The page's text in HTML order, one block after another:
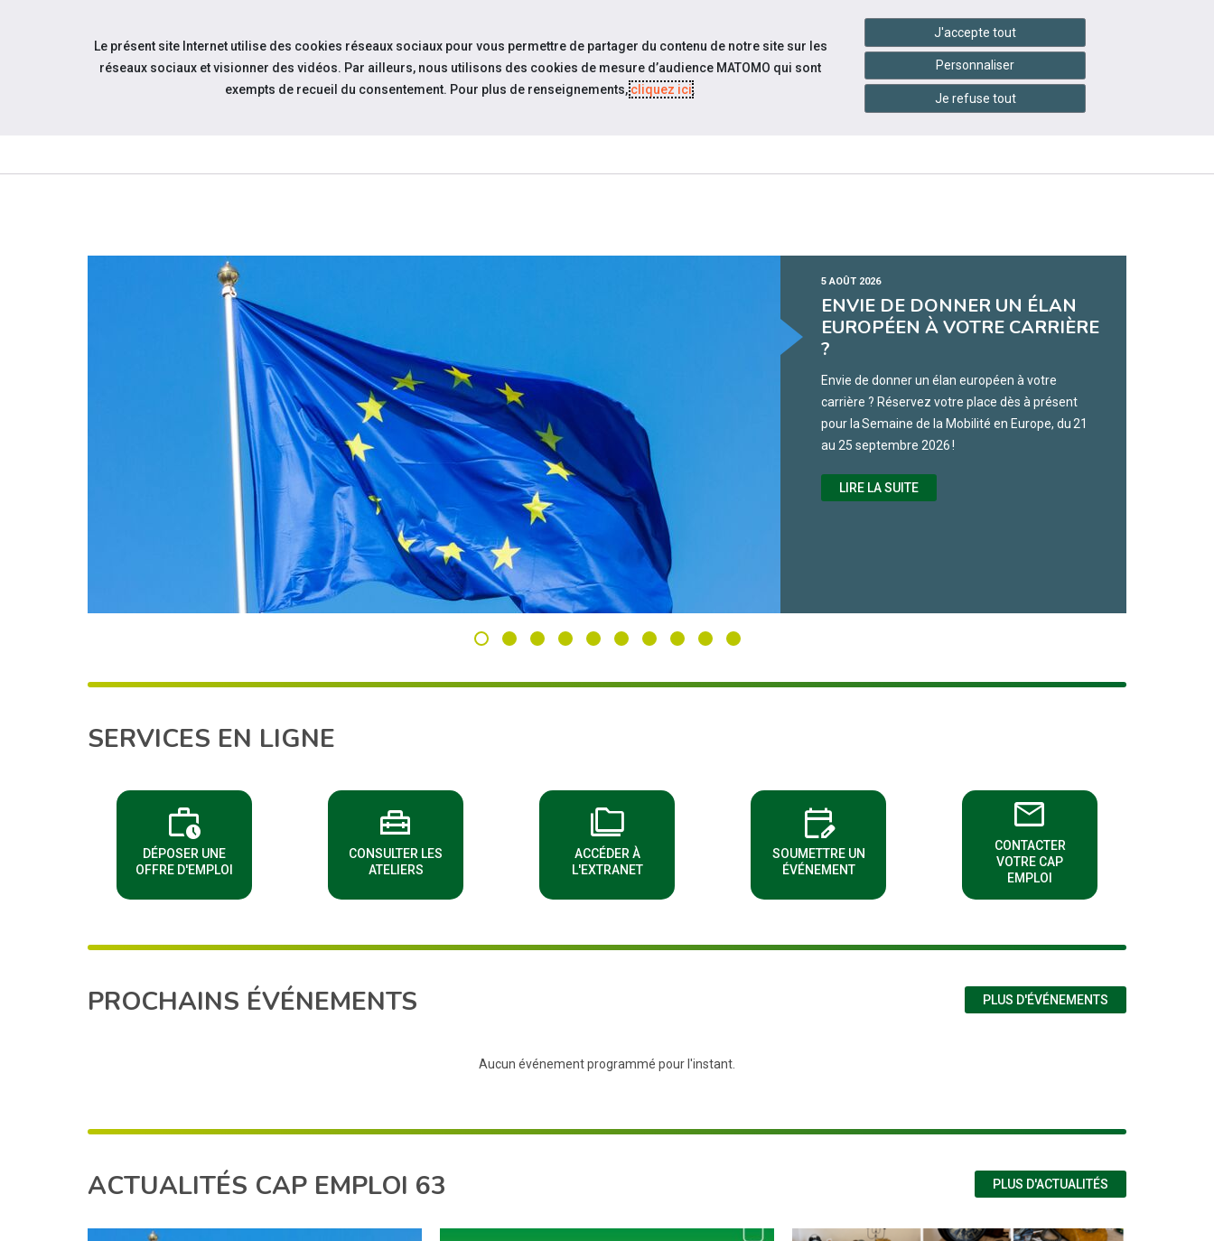
Aller au contenu
Accessibilité handshake Services en ligne
QUI
ESPACE
RESSOURCES
INFOS
PRATIQUES
NOUS
5 AOÛT 2026
ENVIE DE DONNER UN ÉLAN
EUROPÉEN À VOTRE CARRIÈRE
?
Envie de donner un élan européen à votre
carrière ? Réservez votre place dès à présent
pour la Semaine de la Mobilité en Europe, du 21
au 25 septembre 2026 !
LIRE LA SUITE
SERVICES EN LIGNE
work_history
DÉPOSER UNE
OFFRE D'EMPLOI
(NOUVELLE FENÊTRE)
home_repair_service
CONSULTER LES
ATELIERS
(NOUVELLE FENÊTRE)
folder_copy
ACCÉDER À
L'EXTRANET
(NOUVELLE FENÊTRE)
edit_calendar
SOUMETTRE UN
ÉVÉNEMENT
(NOUVELLE FENÊTRE)
email
CONTACTER
VOTRE CAP
EMPLOI
(NOUVELLE FENÊTRE)
PROCHAINS ÉVÉNEMENTS PLUS D'ÉVÉNEMENTS
Aucun événement programmé pour l'instant.
ACTUALITÉS CAP EMPLOI 63 PLUS D'ACTUALITÉS
Le présent site Internet utilise des cookies réseaux sociaux pour vous permettre de partager du contenu de notre site sur les
réseaux sociaux et visionner des vidéos. Par ailleurs, nous utilisons des cookies de mesure d’audience MATOMO qui sont
exempts de recueil du consentement. Pour plus de renseignements,cliquez ici.
J'accepte tout
Personnaliser
Je refuse tout